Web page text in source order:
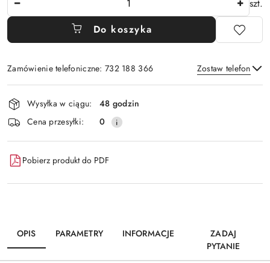
szt.
Do koszyka
Zamówienie telefoniczne: 732 188 366 Zostaw telefon
Wyślij
Dostępność
i
dostawa
Wysyłka w ciągu:
48 godzin
Cena przesyłki:
0
Pobierz produkt do PDF
OPIS PARAMETRY INFORMACJE
ZADAJ
PYTANIE